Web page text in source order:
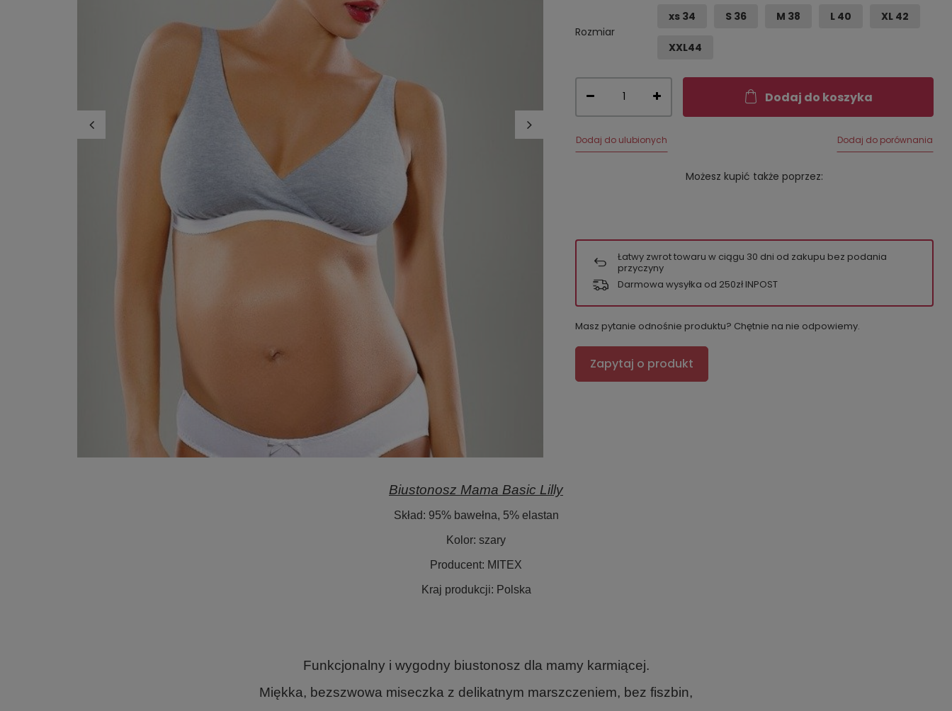
Rozmiar
xs 34 S 36 M 38 L 40 XL 42
XXL44
Dodaj do koszyka
Dodaj do ulubionych Dodaj do porównania
Możesz kupić także poprzez:
Łatwy zwrot towaru w ciągu 30 dni od zakupu bez podania
przyczyny
Darmowa wysyłka od 250zł INPOST
Masz pytanie odnośnie produktu? Chętnie na nie odpowiemy.
Zapytaj o produkt
Biustonosz Mama Basic Lilly
Skład: 95% bawełna, 5% elastan
Kolor: szary
Producent: MITEX
Kraj produkcji: Polska
Funkcjonalny i wygodny biustonosz dla mamy karmiącej.
Miękka, bezszwowa miseczka z delikatnym marszczeniem, bez fiszbin,